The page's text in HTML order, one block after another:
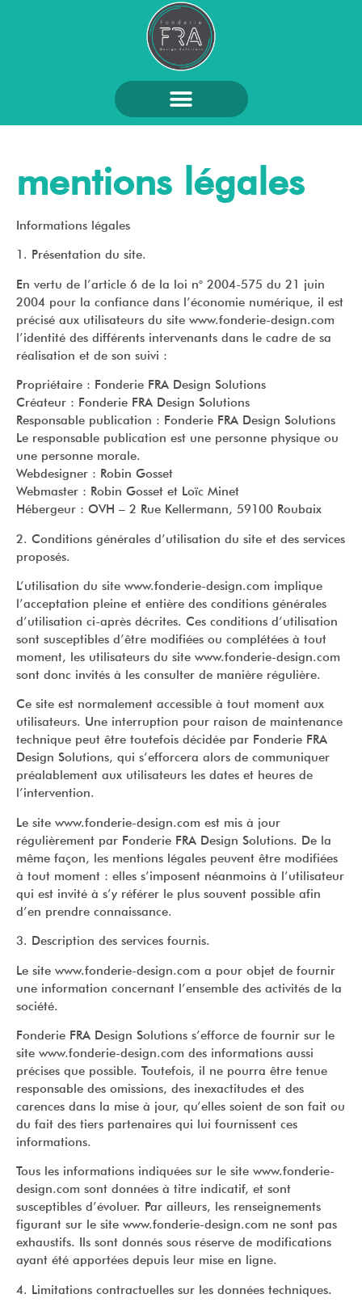
mentions légales
Informations légales
1. Présentation du site.
En vertu de l’article 6 de la loi n° 2004-575 du 21 juin
2004 pour la confiance dans l’économie numérique, il est
précisé aux utilisateurs du site www.fonderie-design.com
l’identité des différents intervenants dans le cadre de sa
réalisation et de son suivi :
Propriétaire : Fonderie FRA Design Solutions
Créateur : Fonderie FRA Design Solutions
Responsable publication : Fonderie FRA Design Solutions
Le responsable publication est une personne physique ou
une personne morale.
Webdesigner : Robin Gosset
Webmaster : Robin Gosset et Loïc Minet
Hébergeur : OVH – 2 Rue Kellermann, 59100 Roubaix
2. Conditions générales d’utilisation du site et des services
proposés.
L’utilisation du site www.fonderie-design.com implique
l’acceptation pleine et entière des conditions générales
d’utilisation ci-après décrites. Ces conditions d’utilisation
sont susceptibles d’être modifiées ou complétées à tout
moment, les utilisateurs du site www.fonderie-design.com
sont donc invités à les consulter de manière régulière.
Ce site est normalement accessible à tout moment aux
utilisateurs. Une interruption pour raison de maintenance
technique peut être toutefois décidée par Fonderie FRA
Design Solutions, qui s’efforcera alors de communiquer
préalablement aux utilisateurs les dates et heures de
l’intervention.
Le site www.fonderie-design.com est mis à jour
régulièrement par Fonderie FRA Design Solutions. De la
même façon, les mentions légales peuvent être modifiées
à tout moment : elles s’imposent néanmoins à l’utilisateur
qui est invité à s’y référer le plus souvent possible afin
d’en prendre connaissance.
3. Description des services fournis.
Le site www.fonderie-design.com a pour objet de fournir
une information concernant l’ensemble des activités de la
société.
Fonderie FRA Design Solutions s’efforce de fournir sur le
site www.fonderie-design.com des informations aussi
précises que possible. Toutefois, il ne pourra être tenue
responsable des omissions, des inexactitudes et des
carences dans la mise à jour, qu’elles soient de son fait ou
du fait des tiers partenaires qui lui fournissent ces
informations.
Tous les informations indiquées sur le site www.fonderie-
design.com sont données à titre indicatif, et sont
susceptibles d’évoluer. Par ailleurs, les renseignements
figurant sur le site www.fonderie-design.com ne sont pas
exhaustifs. Ils sont donnés sous réserve de modifications
ayant été apportées depuis leur mise en ligne.
4. Limitations contractuelles sur les données techniques.